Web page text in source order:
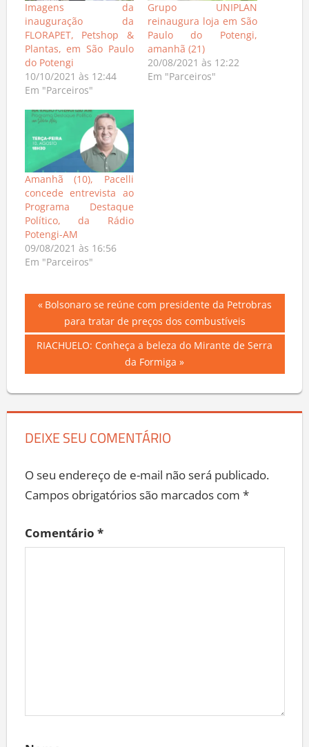
Imagens da
inauguração da
FLORAPET, Petshop &
Plantas, em São Paulo
do Potengi
10/10/2021 às 12:44
Em "Parceiros"
Grupo UNIPLAN
reinaugura loja em São
Paulo do Potengi,
amanhã (21)
20/08/2021 às 12:22
Em "Parceiros"
Amanhã (10), Pacelli
concede entrevista ao
Programa Destaque
Político, da Rádio
Potengi-AM
09/08/2021 às 16:56
Em "Parceiros"
Navegação
de
Previous
Post:
Bolsonaro se reúne com presidente da Petrobras
para tratar de preços dos combustíveis
Next
RIACHUELO: Conheça a beleza do Mirante de Serra
da Formiga
DEIXE SEU COMENTÁRIO
O seu endereço de e-mail não será publicado.
Campos obrigatórios são marcados com *
Comentário *